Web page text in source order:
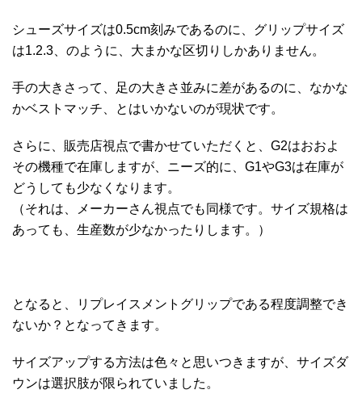
シューズサイズは0.5cm刻みであるのに、グリップサイズ
は1.2.3、のように、大まかな区切りしかありません。
手の大きさって、足の大きさ並みに差があるのに、なかな
かベストマッチ、とはいかないのが現状です。
さらに、販売店視点で書かせていただくと、G2はおおよ
その機種で在庫しますが、ニーズ的に、G1やG3は在庫が
どうしても少なくなります。
（それは、メーカーさん視点でも同様です。サイズ規格は
あっても、生産数が少なかったりします。）
となると、リプレイスメントグリップである程度調整でき
ないか？となってきます。
サイズアップする方法は色々と思いつきますが、サイズダ
ウンは選択肢が限られていました。